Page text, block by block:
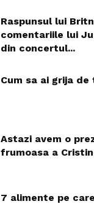
Raspunsul lui
comentariile lui
din concertul...
Cum sa ai grija de
Astazi avem o
frumoasa a
7 alimente pe